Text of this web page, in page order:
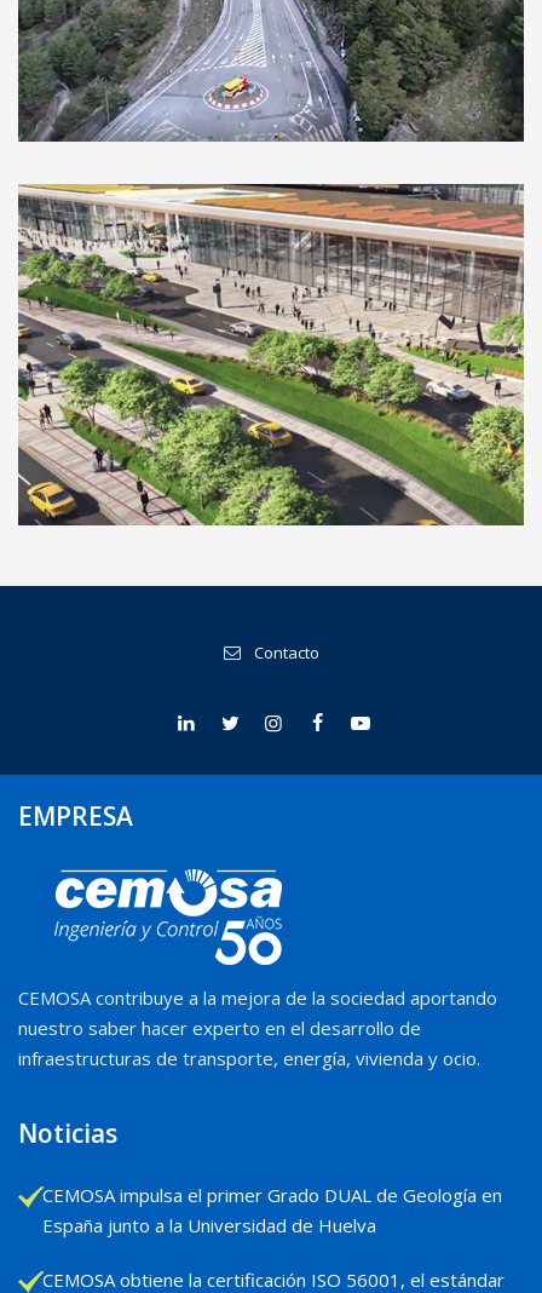
Mejora accesos Pradollano, Granada
Terminal de pasajeros del Aeropuerto
Internacional El Dorado, Colombia
Contacto
EMPRESA
CEMOSA contribuye a la mejora de la sociedad aportando
nuestro saber hacer experto en el desarrollo de
infraestructuras de transporte, energía, vivienda y ocio.
Noticias
CEMOSA impulsa el primer Grado DUAL de Geología en
España junto a la Universidad de Huelva
CEMOSA obtiene la certificación ISO 56001, el estándar